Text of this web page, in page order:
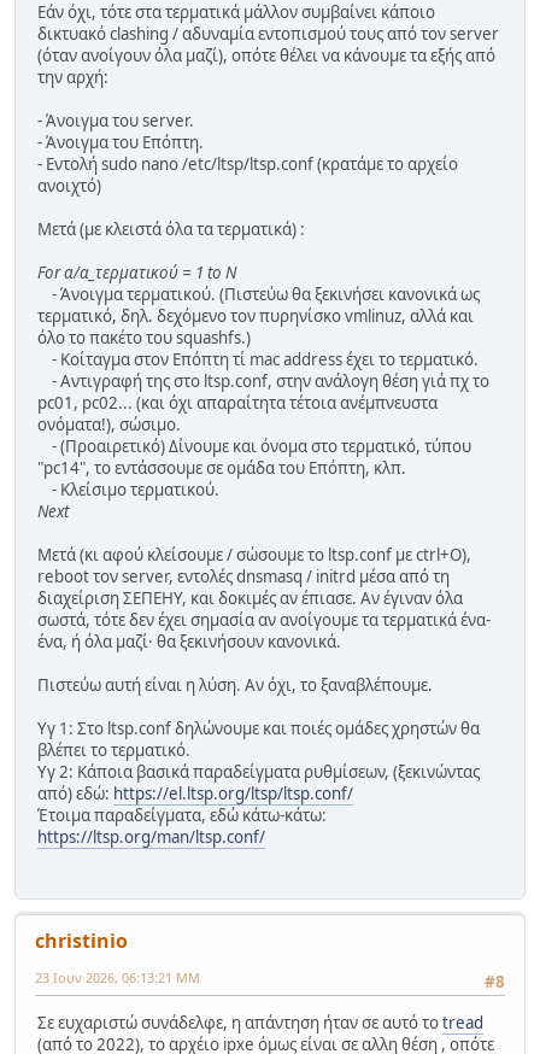
Εάν όχι, τότε στα τερματικά μάλλον συμβαίνει κάποιο
δικτυακό clashing / αδυναμία εντοπισμού τους από τον server
(όταν ανοίγουν όλα μαζί), οπότε θέλει να κάνουμε τα εξής από
την αρχή:
- Άνοιγμα του server.
- Άνοιγμα του Επόπτη.
- Εντολή sudo nano /etc/ltsp/ltsp.conf (κρατάμε το αρχείο
ανοιχτό)
Μετά (με κλειστά όλα τα τερματικά) :
For α/α_τερματικού = 1 to N
- Άνοιγμα τερματικού. (Πιστεύω θα ξεκινήσει κανονικά ως
τερματικό, δηλ. δεχόμενο τον πυρηνίσκο vmlinuz, αλλά και
όλο το πακέτο του squashfs.)
- Κοίταγμα στον Επόπτη τί mac address έχει το τερματικό.
- Αντιγραφή της στο ltsp.conf, στην ανάλογη θέση γιά πχ το
pc01, pc02... (και όχι απαραίτητα τέτοια ανέμπνευστα
ονόματα!), σώσιμο.
- (Προαιρετικό) Δίνουμε και όνομα στο τερματικό, τύπου
"pc14", το εντάσσουμε σε ομάδα του Επόπτη, κλπ.
- Κλείσιμο τερματικού.
Next
Μετά (κι αφού κλείσουμε / σώσουμε το ltsp.conf με ctrl+O),
reboot τον server, εντολές dnsmasq / initrd μέσα από τη
διαχείριση ΣΕΠΕΗΥ, και δοκιμές αν έπιασε. Αν έγιναν όλα
σωστά, τότε δεν έχει σημασία αν ανοίγουμε τα τερματικά ένα-
ένα, ή όλα μαζί· θα ξεκινήσουν κανονικά.
Πιστεύω αυτή είναι η λύση. Αν όχι, το ξαναβλέπουμε.
Υγ 1: Στο ltsp.conf δηλώνουμε και ποιές ομάδες χρηστών θα
βλέπει το τερματικό.
Υγ 2: Κάποια βασικά παραδείγματα ρυθμίσεων, (ξεκινώντας
από) εδώ: https://el.ltsp.org/ltsp/ltsp.conf/
Έτοιμα παραδείγματα, εδώ κάτω-κάτω:
https://ltsp.org/man/ltsp.conf/
christinio
#8
23 Ιουν 2026, 06:13:21 ΜΜ
Σε ευχαριστώ συνάδελφε, η απάντηση ήταν σε αυτό τοtread
(από το 2022), το αρχέιο ipxe όμως είναι σε αλλη θέση , οπότε